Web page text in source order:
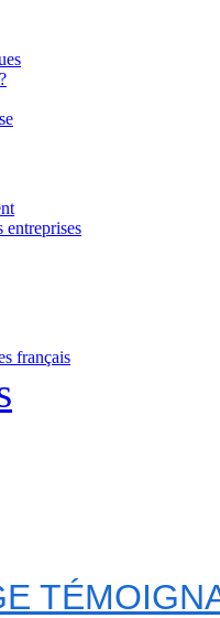
entreprises
français